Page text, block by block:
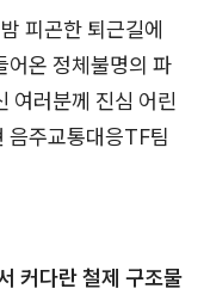
피곤한 퇴근길에
어온 정체불명의 파
여러분께 진심 어린
음주교통대응TF팀
커다란 철제 구조물